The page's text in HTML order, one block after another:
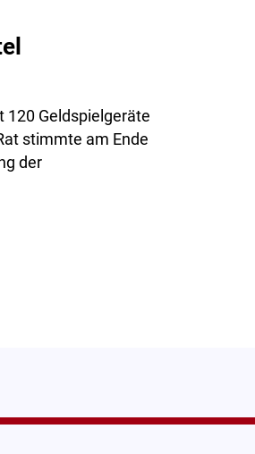
120 Geldspielgeräte
stimmte am Ende
der